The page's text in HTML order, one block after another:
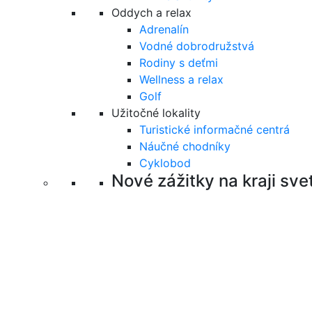
Oddych a relax
Adrenalín
Vodné dobrodružstvá
Rodiny s deťmi
Wellness a relax
Golf
Užitočné lokality
Turistické informačné centrá
Náučné chodníky
Cyklobod
Nové zážitky na kraji